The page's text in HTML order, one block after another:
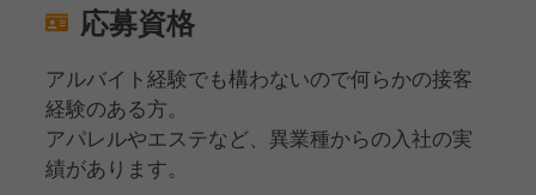
応募資格
アルバイト経験でも構わないので何らかの接客
経験のある方。
アパレルやエステなど、異業種からの入社の実
績があります。